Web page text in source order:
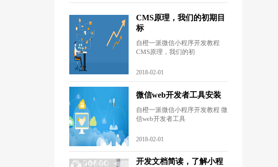
CMS原理，我们的初期目
标
自橙一派微信小程序开发教程
CMS原理，我们的初
2018-02-01
微信web开发者工具安装
自橙一派微信小程序开发教程 微
信web开发者工具
2018-02-01
开发文档简读，了解小程